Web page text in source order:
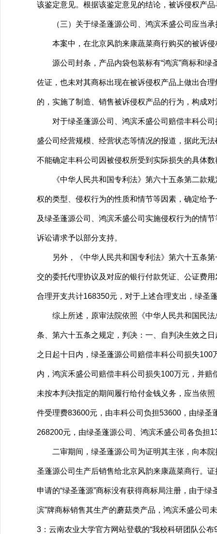
该鉴定意见。根据该鉴定意见的结论，被诉侵权产
（三）关于绿圣蓬源公司、鸿滨禾盛公司应当承
本案中，在北京风韵来康蔬菜商行购买的被诉侵
源公司封条，产品内袋包装标有“鸿滨”商标和绿
佐证，也未对其商标出现在被诉侵权产品上做出合
的，实施了制造、销售被诉侵权产品的行为，构成
对于绿圣蓬源公司、鸿滨禾盛公司赔偿丰科公司
盛公司经营规模、经营状态等情况的报道，据此无
不能确定丰科公司因被侵权所受到实际损失的具体
《中华人民共和国专利法》第六十五条第二款规
权的类型、侵权行为的性质和情节等因素，确定给
及绿圣蓬源公司、鸿滨禾盛公司实施侵权行为的情
诉讼请求予以部分支持。
另外，《中华人民共和国专利法》第六十五条第
交的委托代理协议及对应的银行付款凭证、公证费
合理开支共计168350元，对于上述合理支出，绿圣
综上所述，原审法院依照《中华人民共和国民法
条、第六十五条之规定，判决：一、自判决生效之
之日起十日内，绿圣蓬源公司赔偿丰科公司损失
内，鸿滨禾盛公司赔偿丰科公司损失100万元，并
未按本判决指定的期间履行给付金钱义务，应当依
件受理费83600元，由丰科公司负担53600，由绿
268200元，由绿圣蓬源公司、鸿滨禾盛公司各负担
二审期间，绿圣蓬源公司为证明其主张，向本院
圣蓬源公司生产后销售给北京风韵来康蔬菜商行。
申请的“绿圣蓬源”商标没有获得商标局注册，由于
滨”牌商标销售其生产的蘑菇类产品，鸿滨禾盛公司
3：云南农业大学官方网站登载的“我校科研团队公